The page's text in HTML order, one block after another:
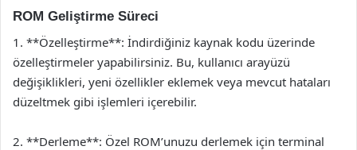
ROM Geliştirme Süreci
1. **Özelleştirme**: İndirdiğiniz kaynak kodu üzerinde
özelleştirmeler yapabilirsiniz. Bu, kullanıcı arayüzü
değişiklikleri, yeni özellikler eklemek veya mevcut hataları
düzeltmek gibi işlemleri içerebilir.
2. **Derleme**: Özel ROM’unuzu derlemek için terminal